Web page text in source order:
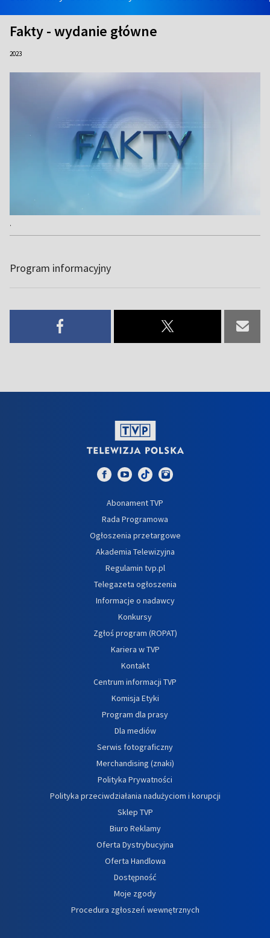
Fakty - wydanie główne
2023
.
Program informacyjny
Abonament TVP
Rada Programowa
Ogłoszenia przetargowe
Akademia Telewizyjna
Regulamin tvp.pl
Telegazeta ogłoszenia
Informacje o nadawcy
Konkursy
Zgłoś program (ROPAT)
Kariera w TVP
Kontakt
Centrum informacji TVP
Komisja Etyki
Program dla prasy
Dla mediów
Serwis fotograficzny
Merchandising (znaki)
Polityka Prywatności
Polityka przeciwdziałania nadużyciom i korupcji
Sklep TVP
Biuro Reklamy
Oferta Dystrybucyjna
Oferta Handlowa
Dostępność
Moje zgody
Procedura zgłoszeń wewnętrznych